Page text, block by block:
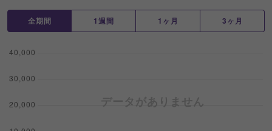
全期間 1週間 1ヶ月 3ヶ月